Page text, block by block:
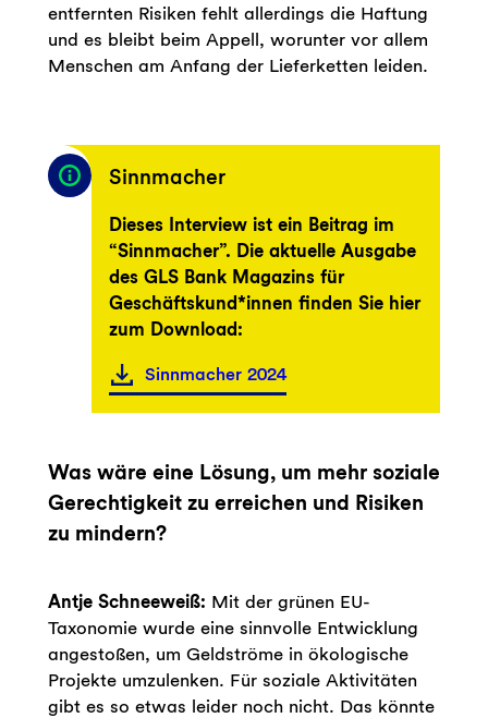
entfernten Risiken fehlt allerdings die Haftung
und es bleibt beim Appell, worunter vor allem
Menschen am Anfang der Lieferketten leiden.
Sinnmacher
Dieses Interview ist ein Beitrag im
“Sinnmacher”. Die aktuelle Ausgabe
des GLS Bank Magazins für
Geschäftskund*innen finden Sie hier
zum Download:
Sinnmacher 2024
Was wäre eine Lösung, um mehr soziale
Gerechtigkeit zu erreichen und Risiken
zu mindern?
Antje Schneeweiß: Mit der grünen EU-
Taxonomie wurde eine sinnvolle Entwicklung
angestoßen, um Geldströme in ökologische
Projekte umzulenken. Für soziale Aktivitäten
gibt es so etwas leider noch nicht. Das könnte